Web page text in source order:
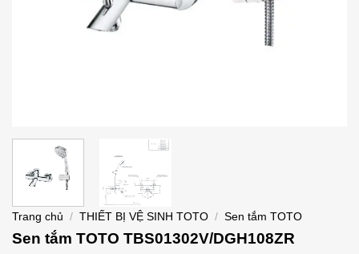
Trang chủ / THIẾT BỊ VỆ SINH TOTO / Sen tắm TOTO
Sen tắm TOTO TBS01302V/DGH108ZR